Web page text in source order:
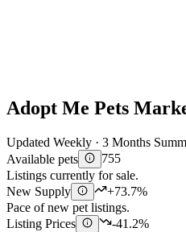
Adopt Me Pets
Updated Weekly · 3 Months
Available pets
755
Listings currently for sale.
New Supply
+73.7%
Pace of new pet listings.
Listing Prices
-41.2%